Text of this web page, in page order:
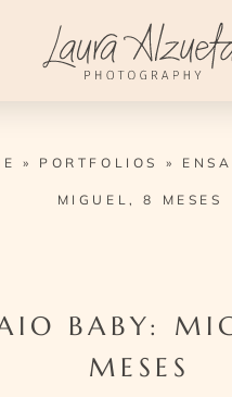
» PORTFOLIOS »
MIGUEL, 8 MESES
BABY:
MESES